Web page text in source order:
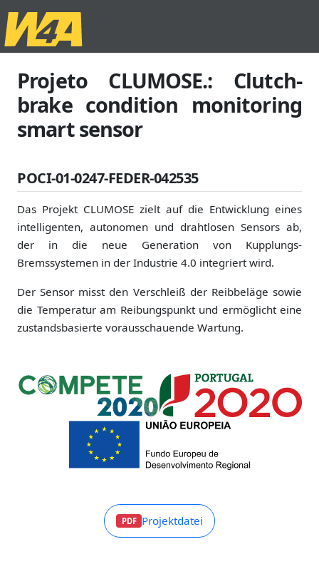
Projeto CLUMOSE.: Clutch-
brake condition monitoring
smart sensor
POCI-01-0247-FEDER-042535
Das Projekt CLUMOSE zielt auf die Entwicklung eines
intelligenten, autonomen und drahtlosen Sensors ab,
der in die neue Generation von Kupplungs-
Bremssystemen in der Industrie 4.0 integriert wird.
Der Sensor misst den Verschleiß der Reibbeläge sowie
die Temperatur am Reibungspunkt und ermöglicht eine
zustandsbasierte vorausschauende Wartung.
PDF Projektdatei